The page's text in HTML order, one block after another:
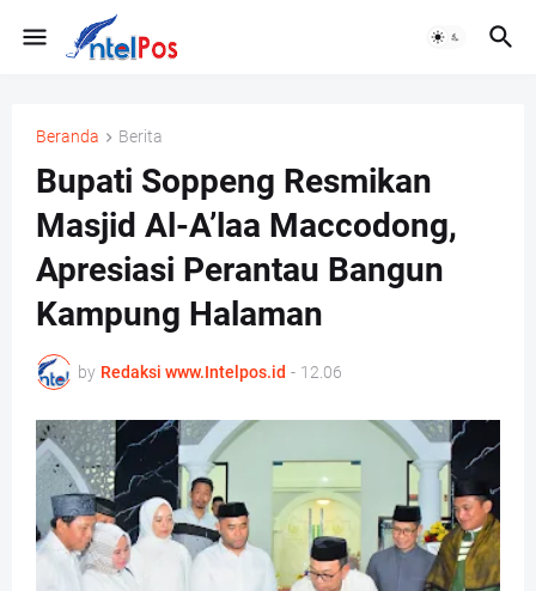
Beranda Berita
Bupati Soppeng Resmikan
Masjid Al-A’laa Maccodong,
Apresiasi Perantau Bangun
Kampung Halaman
by Redaksi www.Intelpos.id - 12.06